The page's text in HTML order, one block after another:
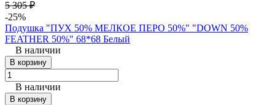
5 305 ₽
-25%
Подушка "ПУХ 50% МЕЛКОЕ ПЕРО 50%" "DOWN 50%
FEATHER 50%" 68*68 Белый
В наличии
В корзину
В наличии
В корзину